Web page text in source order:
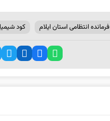
فرمانده انتظامی استان ایلام کود